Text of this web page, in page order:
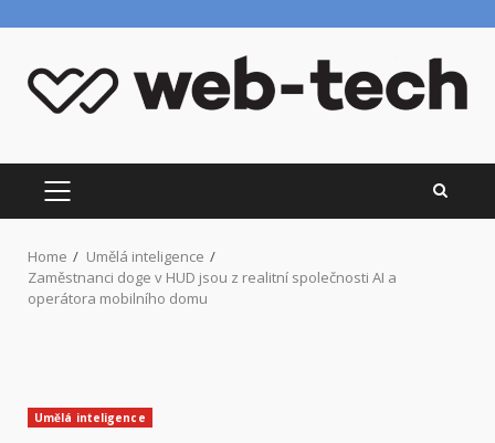
content
PRIMARY
MENU
Home
Umělá inteligence
Zaměstnanci doge v HUD jsou z realitní společnosti AI a
operátora mobilního domu
Umělá inteligence